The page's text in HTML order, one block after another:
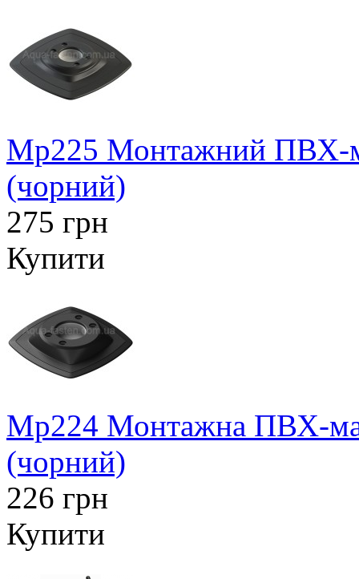
Mp225 Монтажний ПВХ-
(чорний)
275 грн
Купити
Mp224 Монтажна ПВХ-
(чорний)
226 грн
Купити